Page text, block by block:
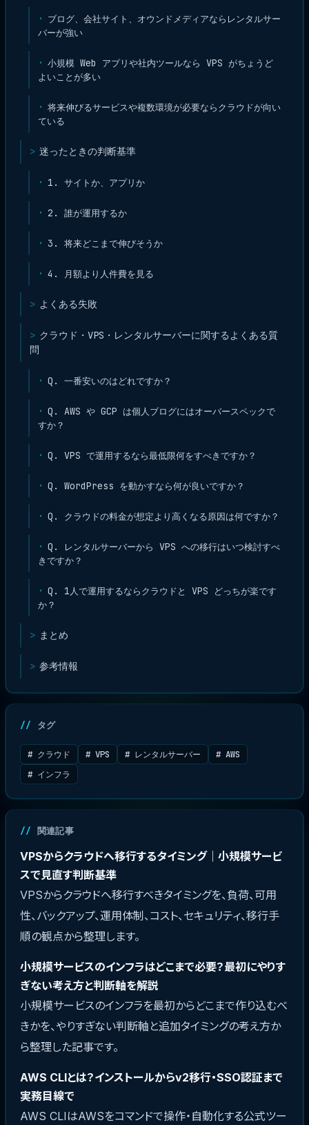
ブログ、会社サイト、オウンドメディアならレンタルサー
バーが強い
小規模 Web アプリや社内ツールなら VPS がちょうど
よいことが多い
将来伸びるサービスや複数環境が必要ならクラウドが向い
ている
迷ったときの判断基準
1. サイトか、アプリか
2. 誰が運用するか
3. 将来どこまで伸びそうか
4. 月額より人件費を見る
よくある失敗
クラウド・VPS・レンタルサーバーに関するよくある質
問
Q. 一番安いのはどれですか？
Q. AWS や GCP は個人ブログにはオーバースペックで
すか？
Q. VPS で運用するなら最低限何をすべきですか？
Q. WordPress を動かすなら何が良いですか？
Q. クラウドの料金が想定より高くなる原因は何ですか？
Q. レンタルサーバーから VPS への移行はいつ検討すべ
きですか？
Q. 1人で運用するならクラウドと VPS どっちが楽です
か？
まとめ
参考情報
タグ
# クラウド # VPS # レンタルサーバー
# AWS
# インフラ
関連記事
VPSからクラウドへ移行するタイミング｜小規模サービ
スで見直す判断基準
VPSからクラウドへ移行すべきタイミングを、負荷、可用
性、バックアップ、運用体制、コスト、セキュリティ、移行手
順の観点から整理します。
小規模サービスのインフラはどこまで必要？最初にやりす
ぎない考え方と判断軸を解説
小規模サービスのインフラを最初からどこまで作り込むべ
きかを、やりすぎない判断軸と追加タイミングの考え方か
ら整理した記事です。
AWS CLIとは？インストールからv2移行・SSO認証まで
実務目線で
AWS CLIはAWSをコマンドで操作・自動化する公式ツー